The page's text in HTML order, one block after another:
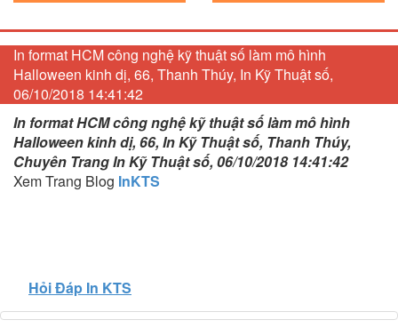
In format HCM công nghệ kỹ thuật số làm mô hình
Halloween kinh dị, 66, Thanh Thúy, In Kỹ Thuật số,
06/10/2018 14:41:42
In format HCM công nghệ kỹ thuật số làm mô hình
Halloween kinh dị, 66, In Kỹ Thuật số, Thanh Thúy,
Chuyên Trang In Kỹ Thuật số, 06/10/2018 14:41:42
Xem Trang Blog InKTS
Hỏi Đáp In KTS